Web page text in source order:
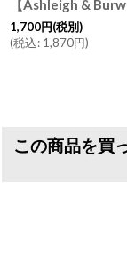
1,700円(税別)
(税込: 1,870円)
この商品を買